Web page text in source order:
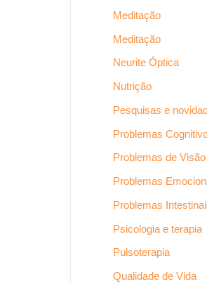
Meditação
Meditação
Neurite Óptica
Nutrição
Pesquisas e
Problemas
Problemas de Visão
Problemas
Problemas
Psicologia e terapia
Pulsoterapia
Qualidade de Vida